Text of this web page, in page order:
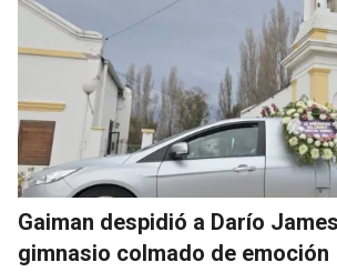
Gaiman despidió a Darío
gimnasio colmado de emoción